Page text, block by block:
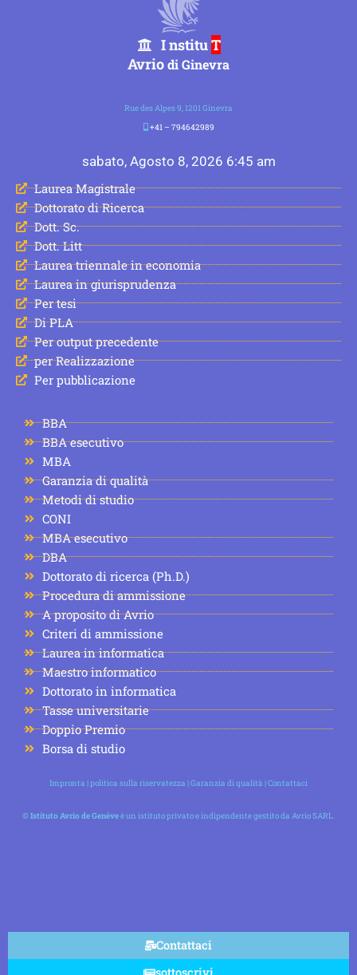
I nstituT
Avriodi Ginevra
Rue des Alpes 9, 1201 Ginevra
+41 – 794642989
sabato, Agosto 8, 2026 6:45 am
Laurea Magistrale
Dottorato di Ricerca
Dott. Sc.
Dott. Litt
Laurea triennale in economia
Laurea in giurisprudenza
Per tesi
Di PLA
Per output precedente
per Realizzazione
Per pubblicazione
BBA
BBA esecutivo
MBA
Garanzia di qualità
Metodi di studio
CONI
MBA esecutivo
DBA
Dottorato di ricerca (Ph.D.)
Procedura di ammissione
A proposito di Avrio
Criteri di ammissione
Laurea in informatica
Maestro informatico
Dottorato in informatica
Tasse universitarie
Doppio Premio
Borsa di studio
Impronta |politica sulla riservatezza |Garanzia di qualità |Contattaci
©Istituto Avrio de Genèveè un istituto privato e indipendente gestito da Avrio SARL.
Contattaci